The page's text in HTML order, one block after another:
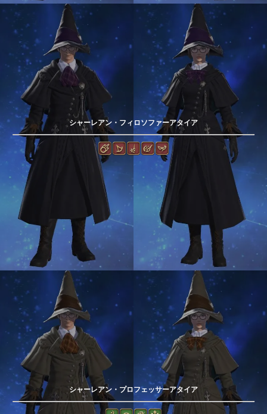
シャーレアン・フィロソファーアタイア
シャーレアン・プロフェッサーアタイア